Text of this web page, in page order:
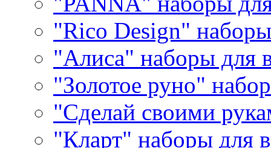
"Rico Design"
"Алиса" наборы для
"Золотое руно"
"Сделай своими
"Кларт" наборы для